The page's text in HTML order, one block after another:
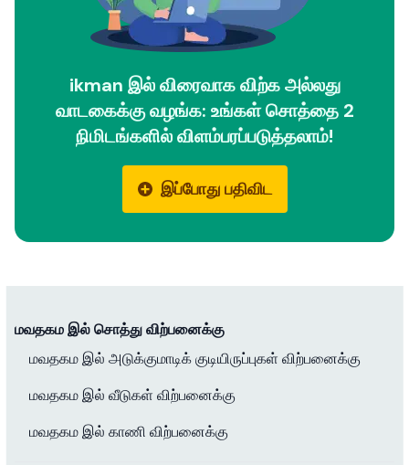
ikman இல் விரைவாக விற்க அல்லது
வாடகைக்கு வழங்க: உங்கள் சொத்தை 2
நிமிடங்களில் விளம்பரப்படுத்தலாம்!
இப்போது பதிவிட
மவதகம இல் சொத்து விற்பனைக்கு
மவதகம இல் அடுக்குமாடிக் குடியிருப்புகள் விற்பனைக்கு
மவதகம இல் வீடுகள் விற்பனைக்கு
மவதகம இல் காணி விற்பனைக்கு